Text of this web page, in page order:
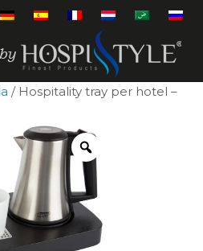
/ Hospitality tray per hotel –